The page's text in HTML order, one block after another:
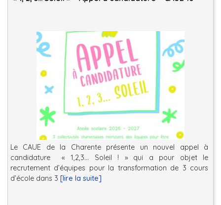
Le CAUE de la Charente présente un nouvel appel à
candidature « 1,2,3… Soleil ! » qui a pour objet le
recrutement d’équipes pour la transformation de 3 cours
d’école dans 3 [lire la suite]